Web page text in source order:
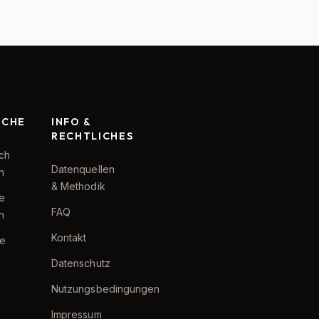
INFO &
RECHTLICHES
Datenquellen
& Methodik
FAQ
Kontakt
Datenschutz
Nutzungsbedingungen
Impressum